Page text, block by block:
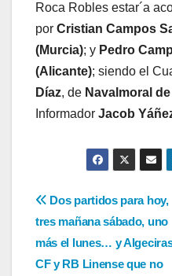
Roca Robles estar´a
por Cristian Campos
(Murcia); y Pedro
(Alicante); siendo el
Díaz, de Navalmoral
Informador Jacob
Navegación
de
entradas
Dos partidos para hoy,
tres mañana sábado, uno
más el lunes… y
CF y RB Linense que no